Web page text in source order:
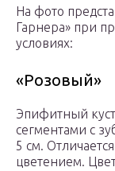
На фото
Гарнера» при
условиях:
«Розовый»
Эпифитный
сегментами с
5 см.
цветением.